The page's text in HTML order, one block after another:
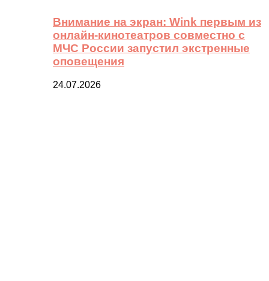
Внимание на экран: Wink первым из
онлайн-кинотеатров совместно с
МЧС России запустил экстренные
оповещения
24.07.2026